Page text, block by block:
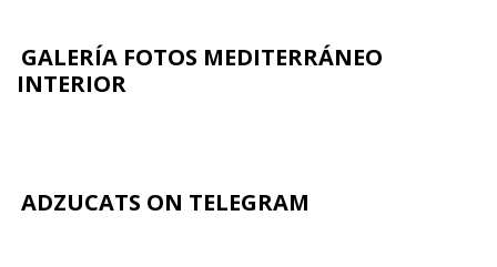
GALERÍA FOTOS MEDITERRÁNEO
INTERIOR
ADZUCATS ON TELEGRAM